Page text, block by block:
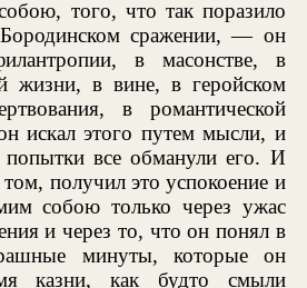
того, что так поразило
сражении, — он
в масонстве, в
жизни, в вине, в геройском
в романтической
искал этого путем мысли, и
попытки все обманули его. И
получил это успокоение и
собою только через ужас
и через то, что он понял в
минуты, которые он
казни, как будто смыли